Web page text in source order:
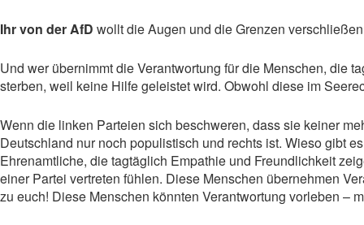
Ihr von der AfD wollt die Augen und die Grenzen
Und wer übernimmt die Verantwortung für die Menschen, die
sterben, weil keine Hilfe geleistet wird. Obwohl diese im
Wenn die linken Parteien sich beschweren, dass sie keiner
Deutschland nur noch populistisch und rechts ist. Wieso gibt
Ehrenamtliche, die tagtäglich Empathie und Freundlichkeit
einer Partei vertreten fühlen. Diese Menschen übernehmen
zu euch! Diese Menschen könnten Verantwortung vorleben –